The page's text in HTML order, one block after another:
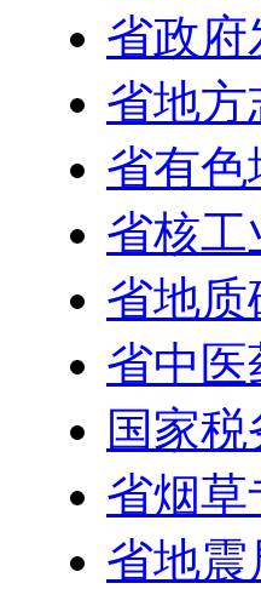
省政
省地方
省有色
省核工
省地
省中医
国家
省烟草
省地震